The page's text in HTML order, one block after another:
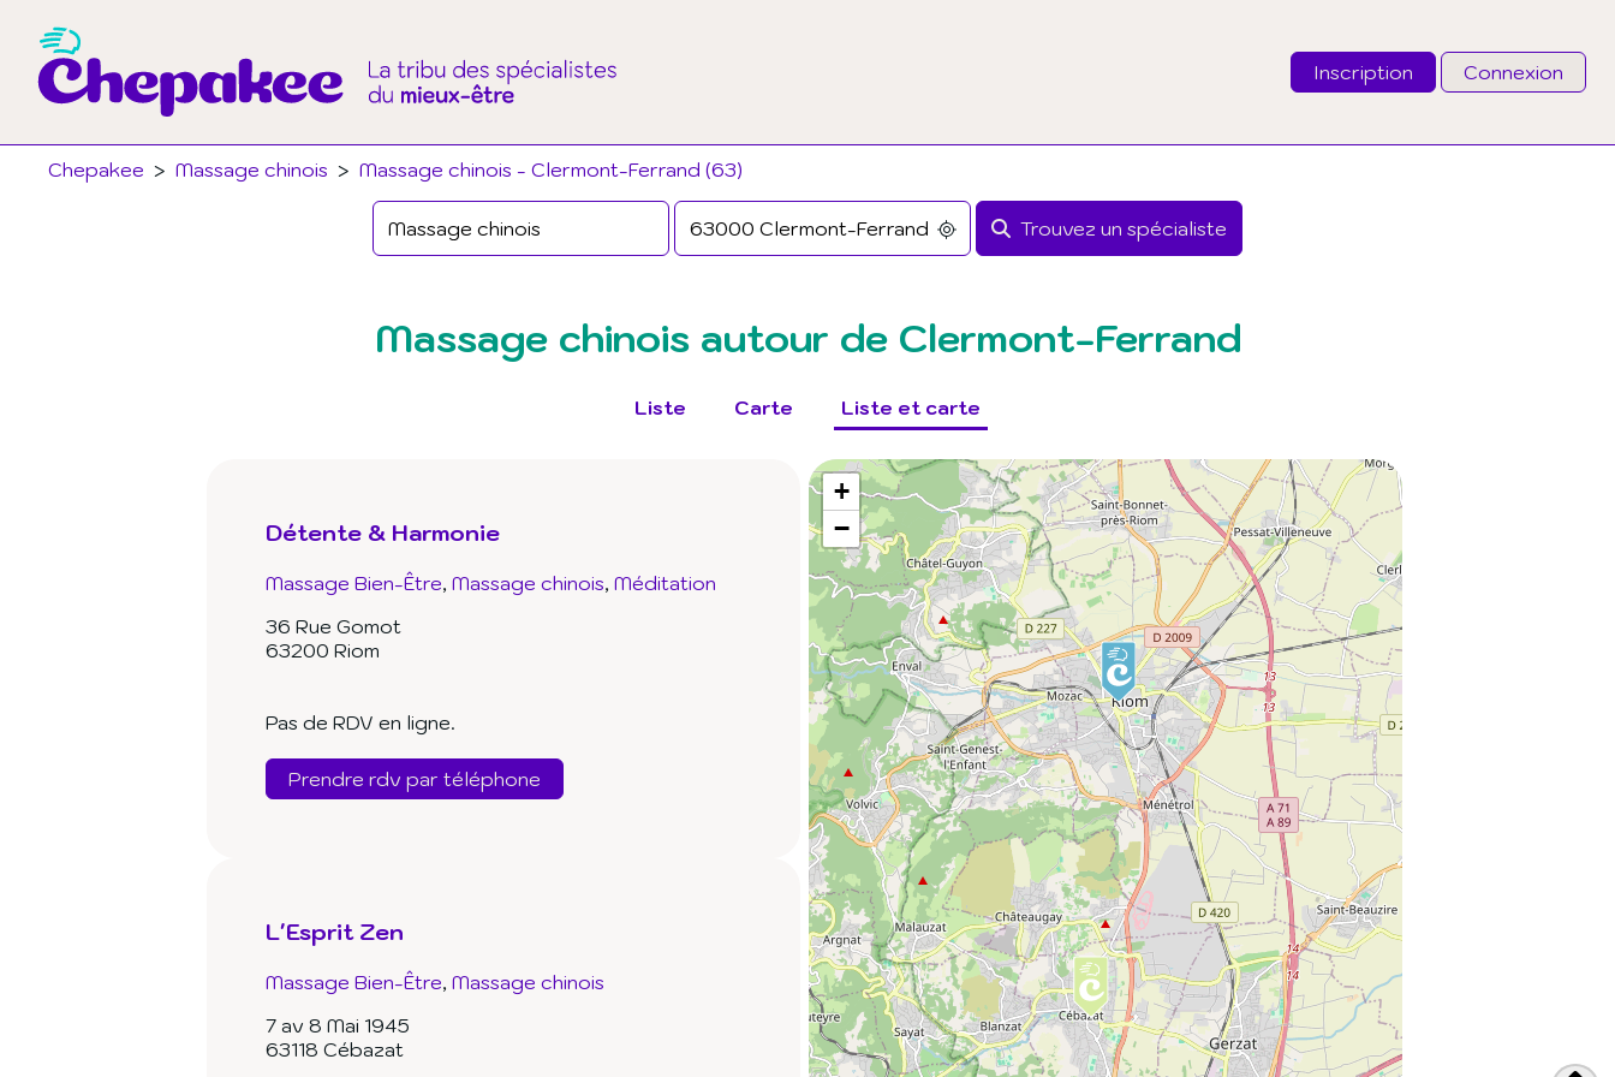
Inscription Connexion
Chepakee > Massage chinois > Massage chinois - Clermont-Ferrand (63)
Trouvez un spécialiste
Email
Mot de passe
Massage chinois autour de Clermont-Ferrand
Liste Carte Liste et carte
Détente & Harmonie
Massage Bien-Être Massage chinois Méditation
36 Rue Gomot
63200 Riom
Pas de RDV en ligne.
Prendre rdv par téléphone
L'Esprit Zen
Massage Bien-Être Massage chinois
7 av 8 Mai 1945
63118 Cébazat
+
−